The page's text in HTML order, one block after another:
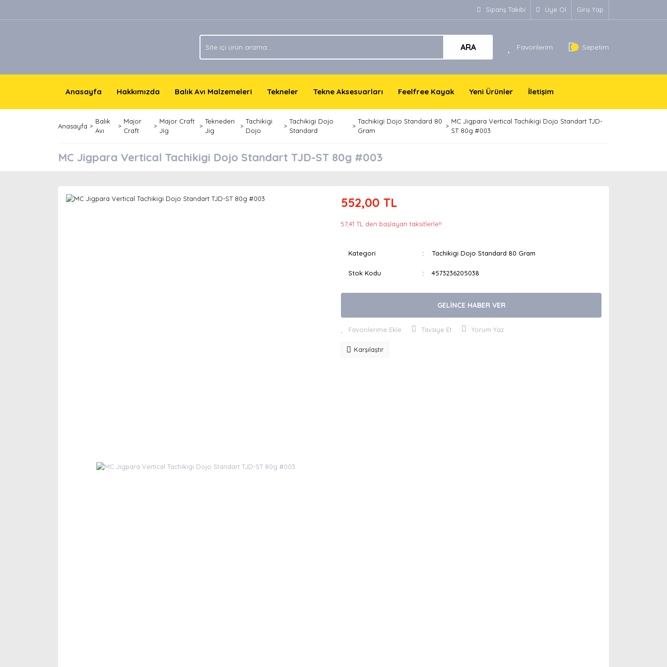
Sipariş Takibi Üye Ol Giriş Yap
ARA Favorilerim Sepetim
Anasayfa Hakkımızda Balık Avı Malzemeleri Tekneler Tekne Aksesuarları Feelfree Kayak Yeni Ürünler İletişim
Anasayfa
Balık
Avı
Major
Craft
Major Craft
Jig
Tekneden
Jig
Tachikigi
Dojo
Tachikigi Dojo
Standard
Tachikigi Dojo Standard 80
Gram
MC Jigpara Vertical Tachikigi Dojo Standart TJD-
ST 80g #003
MC Jigpara Vertical Tachikigi Dojo Standart TJD-ST 80g #003
552,00 TL
57,41 TL den başlayan taksitlerle!!
Kategori Tachikigi Dojo Standard 80 Gram
Stok Kodu 4573236205038
GELİNCE HABER VER
Tavsiye Et Yorum Yaz
Karşılaştır